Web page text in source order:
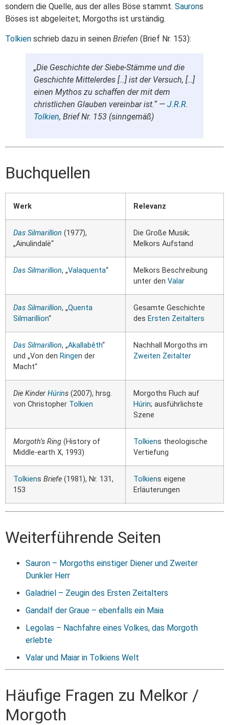
sondern die Quelle, aus der alles Böse stammt. Saurons
Böses ist abgeleitet; Morgoths ist urständig.
Tolkien schrieb dazu in seinen Briefen (Brief Nr. 153):
„Die Geschichte der Siebe-Stämme und die
Geschichte Mittelerdes […] ist der Versuch, […]
einen Mythos zu schaffen der mit dem
christlichen Glauben vereinbar ist.“ — J.R.R.
Tolkien, Brief Nr. 153 (sinngemäß)
Buchquellen
Werk Relevanz
Das Silmarillion (1977),
„Ainulindalë“
Die Große Musik;
Melkors Aufstand
Das Silmarillion, „Valaquenta“
Melkors Beschreibung
unter den Valar
Das Silmarillion, „Quenta
Silmarillion“
Gesamte Geschichte
des Ersten Zeitalters
Das Silmarillion, „Akallabêth“
und „Von den Ringen der
Macht“
Nachhall Morgoths im
Zweiten Zeitalter
Die Kinder Húrins (2007), hrsg.
von Christopher Tolkien
Morgoths Fluch auf
Húrin; ausführlichste
Szene
Morgoth’s Ring (History of
Middle-earth X, 1993)
Tolkiens theologische
Vertiefung
Tolkiens Briefe (1981), Nr. 131,
153
Tolkiens eigene
Erläuterungen
Weiterführende Seiten
Sauron – Morgoths einstiger Diener und Zweiter
Dunkler Herr
Galadriel – Zeugin des Ersten Zeitalters
Gandalf der Graue – ebenfalls ein Maia
Legolas – Nachfahre eines Volkes, das Morgoth
erlebte
Valar und Maiar in Tolkiens Welt
Häufige Fragen zu Melkor /
Morgoth